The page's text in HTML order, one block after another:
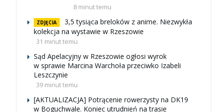
8 minut temu
ZDJĘCIA
3,5 tysiąca breloków z anime. Niezwykła
kolekcja na wystawie w Rzeszowie
31 minut temu
Sąd Apelacyjny w Rzeszowie ogłosi wyrok
w sprawie Marcina Warchoła przeciwko Izabeli
Leszczynie
39 minut temu
[AKTUALIZACJA] Potrącenie rowerzysty na DK19
w Boguchwale. Koniec utrudnień na trasie